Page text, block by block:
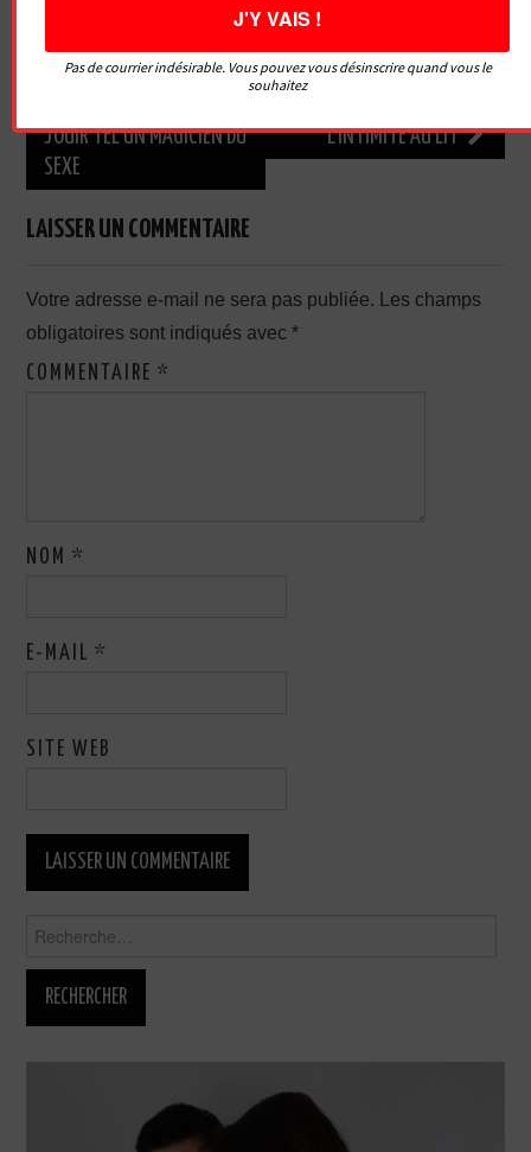
Navigation
articles
COMMENT DOIGTER
JOUIR TEL UN MAGICIEN DU
SEXE
7 POSITIONS POUR
L’INTIMITÉ AU LIT
LAISSER UN COMMENTAIRE
Votre adresse e-mail ne sera pas publiée.
Les champs
obligatoires sont indiqués avec*
COMMENTAIRE*
NOM*
E-MAIL*
SITE WEB
Pas de courrier indésirable. Vous pouvez vous désinscrire quand vous le
souhaitez